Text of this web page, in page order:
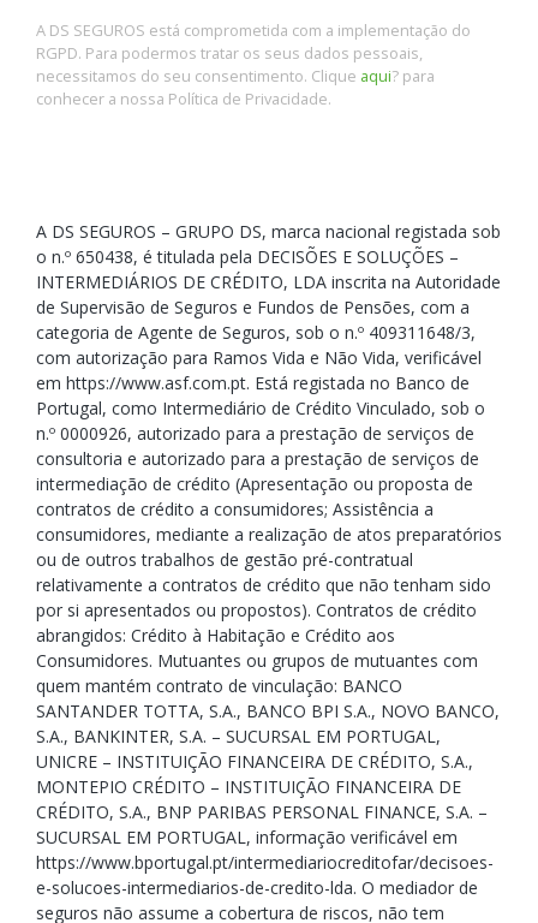
A DS SEGUROS está comprometida com a implementação do
RGPD. Para podermos tratar os seus dados pessoais,
necessitamos do seu consentimento. Clique aqui? para
conhecer a nossa Política de Privacidade.
A DS SEGUROS – GRUPO DS, marca nacional registada sob
o n.º 650438, é titulada pela DECISÕES E SOLUÇÕES –
INTERMEDIÁRIOS DE CRÉDITO, LDA inscrita na Autoridade
de Supervisão de Seguros e Fundos de Pensões, com a
categoria de Agente de Seguros, sob o n.º 409311648/3,
com autorização para Ramos Vida e Não Vida, verificável
em https://www.asf.com.pt. Está registada no Banco de
Portugal, como Intermediário de Crédito Vinculado, sob o
n.º 0000926, autorizado para a prestação de serviços de
consultoria e autorizado para a prestação de serviços de
intermediação de crédito (Apresentação ou proposta de
contratos de crédito a consumidores; Assistência a
consumidores, mediante a realização de atos preparatórios
ou de outros trabalhos de gestão pré-contratual
relativamente a contratos de crédito que não tenham sido
por si apresentados ou propostos). Contratos de crédito
abrangidos: Crédito à Habitação e Crédito aos
Consumidores. Mutuantes ou grupos de mutuantes com
quem mantém contrato de vinculação: BANCO
SANTANDER TOTTA, S.A., BANCO BPI S.A., NOVO BANCO,
S.A., BANKINTER, S.A. – SUCURSAL EM PORTUGAL,
UNICRE – INSTITUIÇÃO FINANCEIRA DE CRÉDITO, S.A.,
MONTEPIO CRÉDITO – INSTITUIÇÃO FINANCEIRA DE
CRÉDITO, S.A., BNP PARIBAS PERSONAL FINANCE, S.A. –
SUCURSAL EM PORTUGAL, informação verificável em
https://www.bportugal.pt/intermediariocreditofar/decisoes-
e-solucoes-intermediarios-de-credito-lda. O mediador de
seguros não assume a cobertura de riscos, não tem